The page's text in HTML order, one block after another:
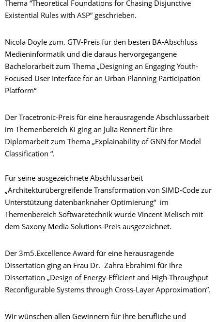
Thema “Theoretical Foundations for Chasing Disjunctive
Existential Rules with ASP” geschrieben.
Nicola Doyle zum. GTV-Preis für den besten BA-Abschluss
Medieninformatik und die daraus hervorgegangene
Bachelorarbeit zum Thema „Designing an Engaging Youth-
Focused User Interface for an Urban Planning Participation
Platform“
Der Tracetronic-Preis für eine herausragende Abschlussarbeit
im Themenbereich KI ging an Julia Rennert für Ihre
Diplomarbeit zum Thema „Explainability of GNN for Model
Classification “.
Für seine ausgezeichnete Abschlussarbeit
„Architekturübergreifende Transformation von SIMD-Code zur
Unterstützung datenbanknaher Optimierung“ im
Themenbereich Softwaretechnik wurde Vincent Melisch mit
dem Saxony Media Solutions-Preis ausgezeichnet.
Der 3m5.Excellence Award für eine herausragende
Dissertation ging an Frau Dr. Zahra Ebrahimi für ihre
Dissertation „Design of Energy-Efficient and High-Throughput
Reconfigurable Systems through Cross-Layer Approximation”.
Wir wünschen allen Gewinnern für ihre berufliche und